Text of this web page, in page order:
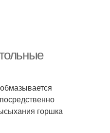
горшка